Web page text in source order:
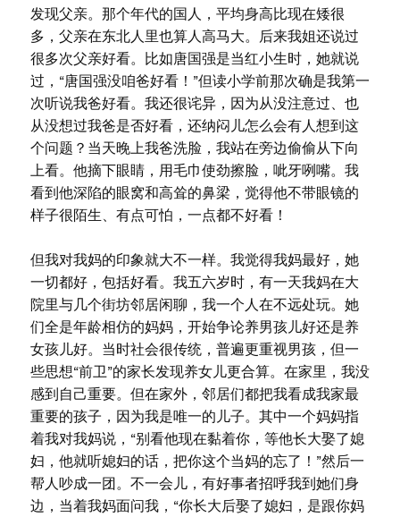
发现父亲。那个年代的国人，平均身高比现在矮很
多，父亲在东北人里也算人高马大。后来我姐还说过
很多次父亲好看。比如唐国强是当红小生时，她就说
过，“唐国强没咱爸好看！”但读小学前那次确是我第一
次听说我爸好看。我还很诧异，因为从没注意过、也
从没想过我爸是否好看，还纳闷儿怎么会有人想到这
个问题？当天晚上我爸洗脸，我站在旁边偷偷从下向
上看。他摘下眼睛，用毛巾使劲擦脸，呲牙咧嘴。我
看到他深陷的眼窝和高耸的鼻梁，觉得他不带眼镜的
样子很陌生、有点可怕，一点都不好看！
但我对我妈的印象就大不一样。我觉得我妈最好，她
一切都好，包括好看。我五六岁时，有一天我妈在大
院里与几个街坊邻居闲聊，我一个人在不远处玩。她
们全是年龄相仿的妈妈，开始争论养男孩儿好还是养
女孩儿好。当时社会很传统，普遍更重视男孩，但一
些思想“前卫”的家长发现养女儿更合算。在家里，我没
感到自己重要。但在家外，邻居们都把我看成我家最
重要的孩子，因为我是唯一的儿子。其中一个妈妈指
着我对我妈说，“别看他现在黏着你，等他长大娶了媳
妇，他就听媳妇的话，把你这个当妈的忘了！”然后一
帮人吵成一团。不一会儿，有好事者招呼我到她们身
边，当着我妈面问我，“你长大后娶了媳妇，是跟你妈